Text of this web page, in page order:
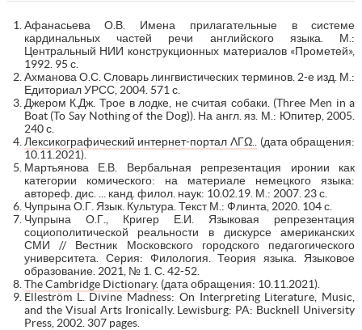
Афанасьева О.В. Имена прилагательные в системе
кардинальных частей речи английского языка. М.:
Центральный НИИ конструкционных материалов «Прометей»,
1992. 95 с.
Ахманова О.С. Словарь лингвистических терминов. 2-е изд. М.:
Едиториал УРСС, 2004. 571 с.
Джером К.Дж. Трое в лодке, не считая собаки. (Three Men in a
Boat (To Say Nothing of the Dog)). На англ. яз. М.: Юпитер, 2005.
240 с.
Лексикографический интернет-портал ΛΓΩ..
(дата обращения:
10.11.2021).
Мартьянова Е.В. Вербальная репрезентация иронии как
категории комического: на материале немецкого языка:
автореф. дис. ... канд. филол. наук: 10.02.19. М.: 2007. 23 с.
Чупрына О.Г. Язык. Культура. Текст М.: Флинта, 2020. 104 с.
Чупрына О.Г., Кригер Е.И. Языковая репрезентация
социополитической реальности в дискурсе американских
СМИ // Вестник Московского городского педагогического
университета. Серия: Филология. Теория языка. Языковое
образование. 2021, № 1. С. 42-52.
The Cambridge Dictionary. (дата обращения: 10.11.2021).
Elleström L. Divine Madness: On Interpreting Literature, Music,
and the Visual Arts Ironically. Lewisburg: PA: Bucknell University
Press, 2002. 307 pages.